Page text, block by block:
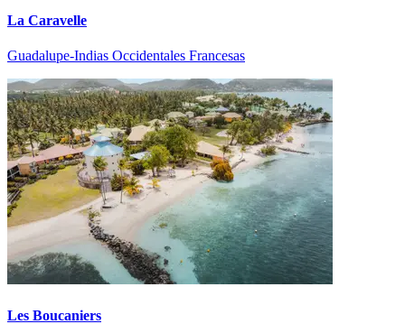
La Caravelle
Guadalupe-Indias Occidentales Francesas
Les Boucaniers